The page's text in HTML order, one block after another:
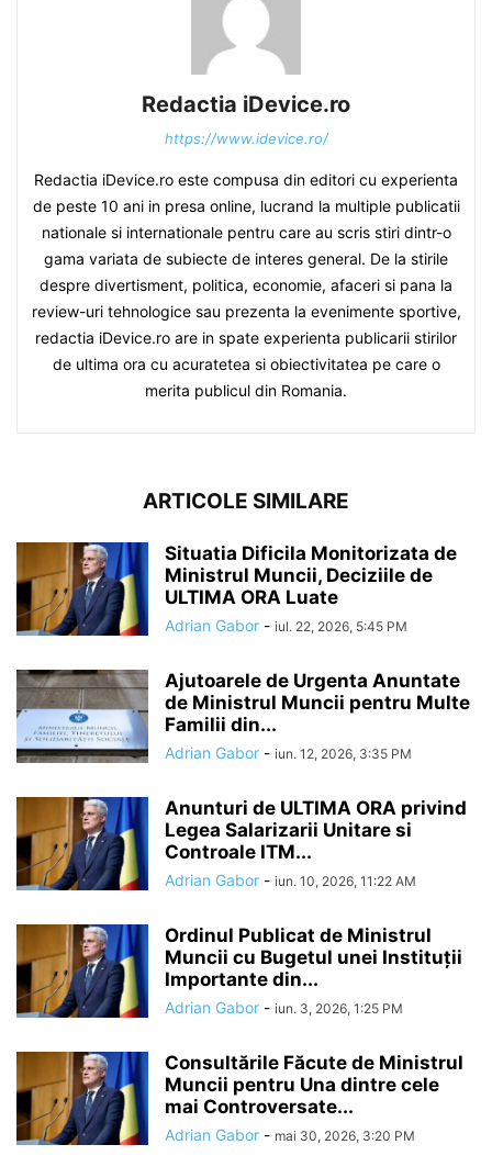
Redactia iDevice.ro
https://www.idevice.ro/
Redactia iDevice.ro este compusa din editori cu experienta
de peste 10 ani in presa online, lucrand la multiple publicatii
nationale si internationale pentru care au scris stiri dintr-o
gama variata de subiecte de interes general. De la stirile
despre divertisment, politica, economie, afaceri si pana la
review-uri tehnologice sau prezenta la evenimente sportive,
redactia iDevice.ro are in spate experienta publicarii stirilor
de ultima ora cu acuratetea si obiectivitatea pe care o
merita publicul din Romania.
ARTICOLE SIMILARE
Situatia Dificila Monitorizata de
Ministrul Muncii, Deciziile de
ULTIMA ORA Luate
Adrian Gabor - iul. 22, 2026, 5:45 PM
Ajutoarele de Urgenta Anuntate
de Ministrul Muncii pentru Multe
Familii din...
Adrian Gabor - iun. 12, 2026, 3:35 PM
Anunturi de ULTIMA ORA privind
Legea Salarizarii Unitare si
Controale ITM...
Adrian Gabor - iun. 10, 2026, 11:22 AM
Ordinul Publicat de Ministrul
Muncii cu Bugetul unei Instituții
Importante din...
Adrian Gabor - iun. 3, 2026, 1:25 PM
Consultările Făcute de Ministrul
Muncii pentru Una dintre cele
mai Controversate...
Adrian Gabor - mai 30, 2026, 3:20 PM